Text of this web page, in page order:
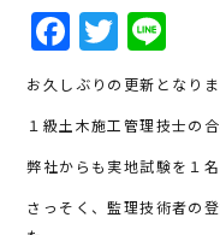
F
a
c
e
b
T
w
it
te
r
n
e
お久しぶりの更新となりま
１級土木施工管理技士の
弊社からも実地試験を１
さっそく、監理技術者の